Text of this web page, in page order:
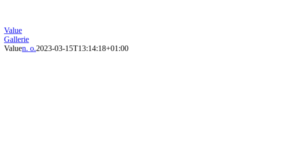
Value
Gallerie
Valuen. o.2023-03-15T13:14:18+01:00